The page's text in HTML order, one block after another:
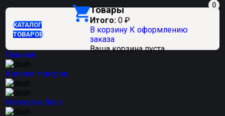
КАТАЛОГ
ТОВАРОВ
0
Товары
Итого: 0 ₽
В корзину К оформлению
заказа
Ваша корзина пуста
Главная
Каталог товаров
Mercedes-Benz